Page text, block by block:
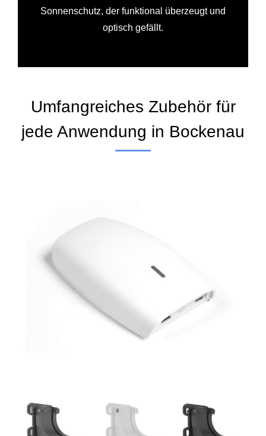
Sonnenschutz, der funktional überzeugt und
optisch gefällt.
Umfangreiches Zubehör für
jede Anwendung in Bockenau